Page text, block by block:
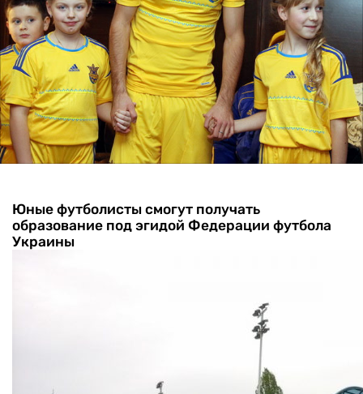
Юные футболисты смогут получать
образование под эгидой Федерации футбола
Украины